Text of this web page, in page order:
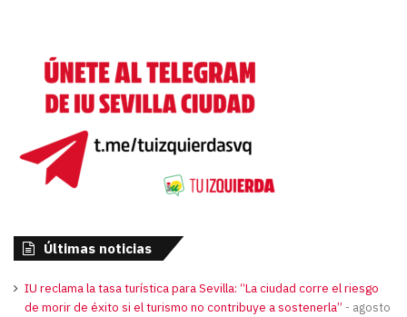
Últimas noticias
IU reclama la tasa turística para Sevilla: “La ciudad corre el riesgo
de morir de éxito si el turismo no contribuye a sostenerla”
agosto